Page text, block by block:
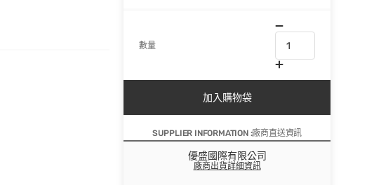
數量
加入購物袋
SUPPLIER INFORMATION :廠商直送資訊
優盛國際有限公司
廠商出貨詳細資訊